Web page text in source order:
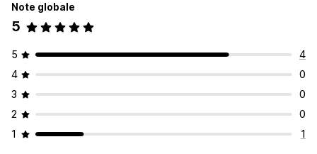
Note globale
5
5
4
4
0
3
0
2
0
1
1